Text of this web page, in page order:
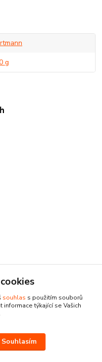
g
souhlas s použitím souborů
informace týkající se Vašich
Souhlasím